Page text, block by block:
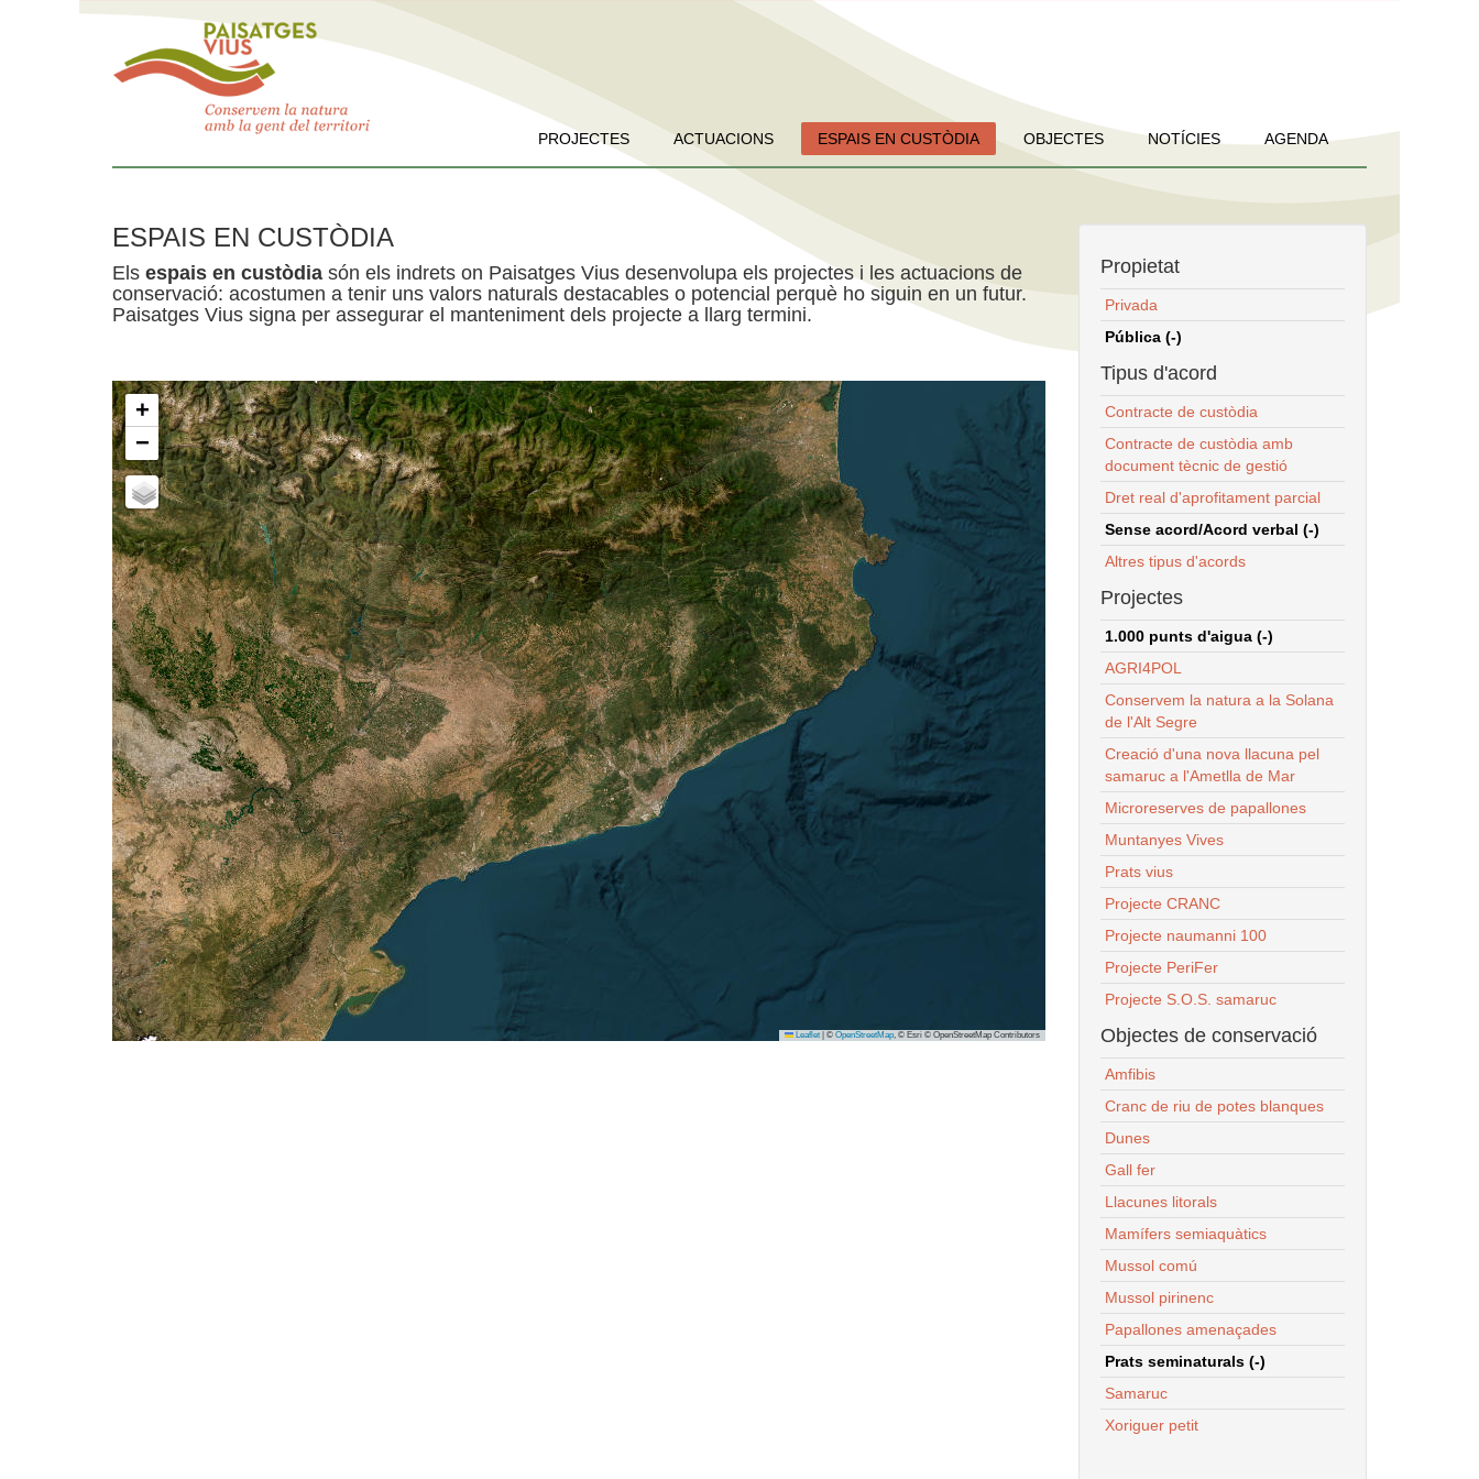
PROJECTES ACTUACIONS ESPAIS EN CUSTÒDIA OBJECTES NOTÍCIES AGENDA
ESPAIS EN CUSTÒDIA
Els espais en custòdia són els indrets on Paisatges Vius desenvolupa els projectes i les actuacions de
conservació: acostumen a tenir uns valors naturals destacables o potencial perquè ho siguin en un futur.
Paisatges Vius signa per assegurar el manteniment dels projecte a llarg termini.
+
−
Leaflet © OpenStreetMap, © Esri © OpenStreetMap Contributors
Propietat
Privada
Pública (-)
Tipus d'acord
Contracte de custòdia
Contracte de custòdia amb
document tècnic de gestió
Dret real d'aprofitament parcial
Sense acord/Acord verbal (-)
Altres tipus d'acords
Projectes
1.000 punts d'aigua (-)
AGRI4POL
Conservem la natura a la Solana
de l'Alt Segre
Creació d'una nova llacuna pel
samaruc a l'Ametlla de Mar
Microreserves de papallones
Muntanyes Vives
Prats vius
Projecte CRANC
Projecte naumanni 100
Projecte PeriFer
Projecte S.O.S. samaruc
Objectes de conservació
Amfibis
Cranc de riu de potes blanques
Dunes
Gall fer
Llacunes litorals
Mamífers semiaquàtics
Mussol comú
Mussol pirinenc
Papallones amenaçades
Prats seminaturals (-)
Samaruc
Xoriguer petit